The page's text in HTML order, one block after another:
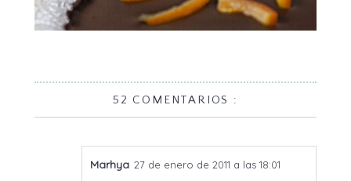
52 COMENTARIOS :
Marhya 27 de enero de 2011 a las 18:01